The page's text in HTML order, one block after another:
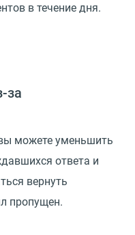
в течение дня.
за
можете уменьшить
ответа и
вернуть
пропущен.